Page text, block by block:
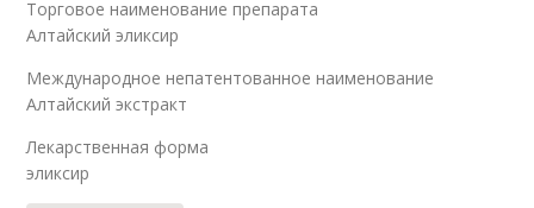
Торговое наименование препарата
Алтайский эликсир
Международное непатентованное наименование
Алтайский экстракт
Лекарственная форма
эликсир